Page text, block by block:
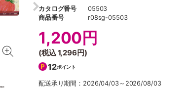
カタログ番号
05503
商品番号
r08sg-05503
1,200円
(税込1,296円)
12ポイント
配送承り期間：2026/04/03～2026/08/03